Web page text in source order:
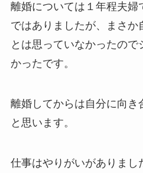
離婚については１年程夫婦
ではありましたが、まさか
とは思っていなかったので
かったです。
離婚してからは自分に向き
と思います。
仕事はやりがいがありまし